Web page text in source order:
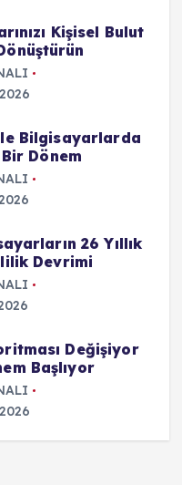
Kişisel Bulut
Bilgisayarlarda
Bir Dönem
26 Yıllık
Devrimi
Değişiyor
Başlıyor